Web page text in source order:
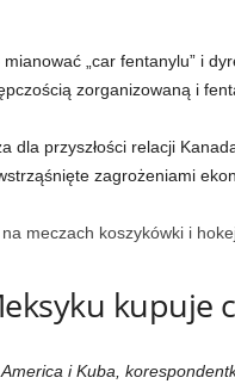
„car fentanylu” i
zorganizowaną i
dla przyszłości relacji
zagrożeniami
meczach koszykówki i
kupuje
i Kuba,